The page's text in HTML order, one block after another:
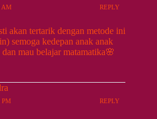
AM REPLY
akan tertarik dengan metode ini
semoga kedepan anak anak
mau belajar matamatika🌸
PM REPLY